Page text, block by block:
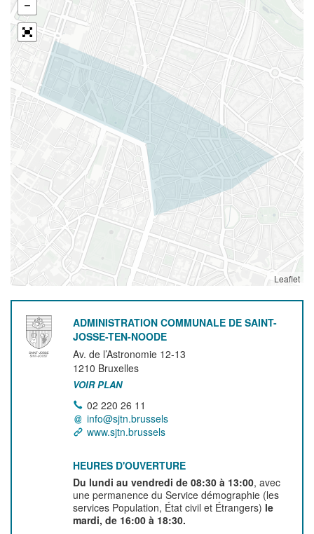
Leaflet
ADMINISTRATION COMMUNALE DE SAINT-
JOSSE-TEN-NOODE
Av. de l’Astronomie 12-13
1210 Bruxelles
VOIR PLAN
02 220 26 11
info@sjtn.brussels
www.sjtn.brussels
HEURES D'OUVERTURE
Du lundi au vendredi de 08:30 à 13:00, avec
une permanence du Service démographie (les
services Population, État civil et Étrangers) le
mardi, de 16:00 à 18:30.